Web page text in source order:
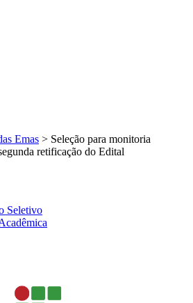
Emas > Seleção para monitoria
retificação do Edital
Seletivo